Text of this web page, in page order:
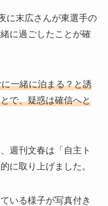
に末広さんが東選手の
に過ごしたことが確
一緒に泊まる？と誘
で、疑惑は確信へと
週刊文春は「自主ト
に取り上げました。
いる様子が写真付き